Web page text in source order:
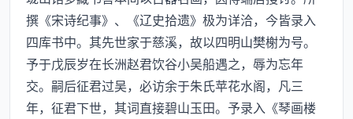
撰《宋诗纪事》、《辽史拾遗》极为详洽，今皆录入
四库书中。其先世家于慈溪，故以四明山樊榭为号。
予于戊辰岁在长洲赵君饮谷小吴船遇之，辱为忘年
交。嗣后征君过吴，必访余于朱氏苹花水阁，凡三
年，征君下世，其词直接碧山玉田。予录入《琴画楼